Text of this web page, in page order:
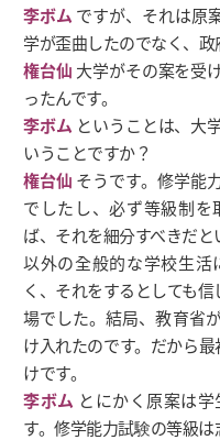
李ボム ですが、それは原
学が歪曲したのでなく、政
権台仙 大学がその案を受
ったんです。
李ボム ということは、大
いうことですか？
権台仙 そうです。修学能
でしたし、必ず等級制を
ば、それを細分すべきだ
以外の全般的な学校生活
く、それをするとしても
場でした。結局、教育省
け入れたのです。だから
けです。
李ボム とにかく原案は
す。修学能力試験の等級は